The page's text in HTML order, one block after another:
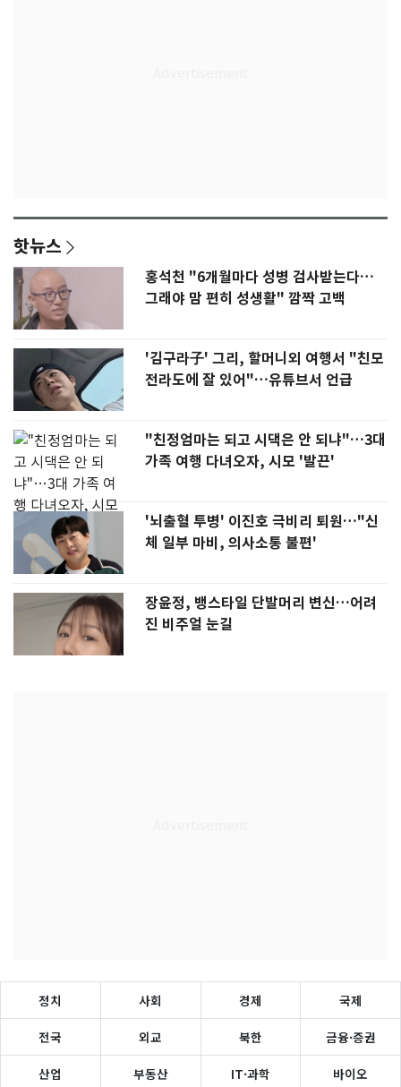
핫뉴스
홍석천 "6개월마다 성병 검사받는다…
그래야 맘 편히 성생활" 깜짝 고백
'김구라子' 그리, 할머니외 여행서 "친모
전라도에 잘 있어"…유튜브서 언급
"친정엄마는 되고 시댁은 안 되냐"…3대
가족 여행 다녀오자, 시모 '발끈'
'뇌출혈 투병' 이진호 극비리 퇴원…"신
체 일부 마비, 의사소통 불편'
장윤정, 뱅스타일 단발머리 변신…어려
진 비주얼 눈길
정치 사회 경제 국제
전국 외교 북한 금융·증권
산업 부동산 IT·과학 바이오